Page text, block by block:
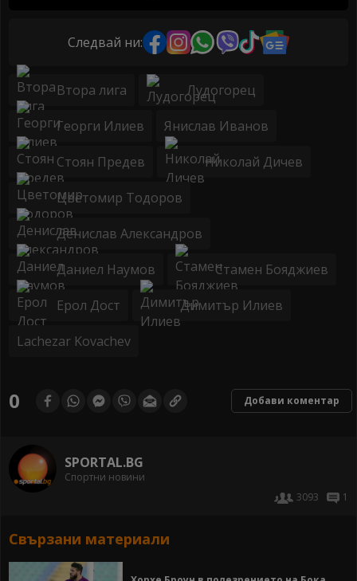
Следвай ни:
Втора лига Лудогорец
Георги Илиев Янислав Иванов
Стоян Предев Николай Дичев
Цветомир Тодоров
Денислав Александров
Даниел Наумов Стамен Бояджиев
Ерол Дост Димитър Илиев
Lachezar Kovachev
0 Добави коментар
SPORTAL.BG
Спортни новини
3093
1
Свързани материали